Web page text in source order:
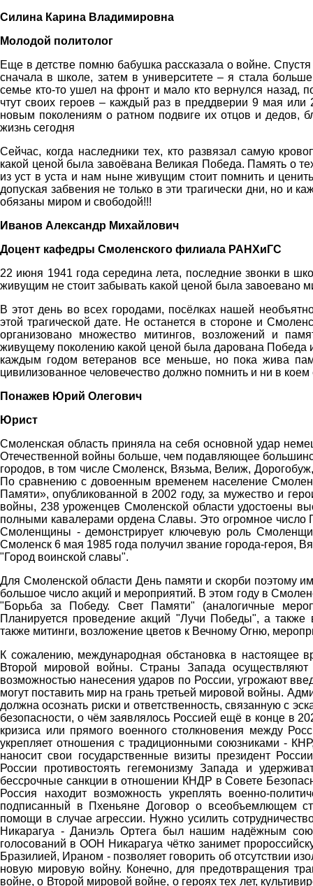
Силина Карина Владимировна
Молодой политолог
Еще в детстве помню бабушка рассказала о войне.
сначала в школе, затем в университете – я стала
семье кто-то ушел на фронт и мало кто вернулся назад,
чтут своих героев – каждый раз в преддверии 9 мая
новым поколениям о ратном подвиге их отцов и дедов,
жизнь сегодня
Сейчас, когда наследники тех, кто развязал самую
какой ценой была завоёвана Великая Победа. Память о
из уст в уста и нам ныне живущим стоит помнить и
допуская забвения не только в эти трагически дни, но и
обязаны миром и свободой!!!
Иванов Александр Михайлович
Доцент кафедры Смоленского филиала РАНХиГС
22 июня 1941 года середина лета, последние звонки в
живущим не стоит забывать какой ценой была завоевано
В этот день во всех городами, посёлках нашей
этой трагической дате. Не останется в стороне и
организовано множество митингов, возложений и
живущему поколению какой ценой была дарована Победа
каждым годом ветеранов все меньше, но пока жива
цивилизованное человечество должно помнить и ни в
Понажев Юрий Олегович
Юрист
Смоленская область приняла на себя основной удар
Отечественной войны больше, чем подавляющее
городов, в том числе Смоленск, Вязьма, Велиж,
По сравнению с довоенным временем население
Памяти», опубликованной в 2002 году, за мужество и
войны, 238 уроженцев Смоленской области удостоены
полными кавалерами ордена Славы. Это огромное число
Смоленщины - демонстрирует ключевую роль
Смоленск 6 мая 1985 года получил звание города-героя,
"Город воинской славы".
Для Смоленской области День памяти и скорби поэтому
большое число акций и мероприятий. В этом году в
"Борьба за Победу. Свет Памяти" (аналогичные
Планируется проведение акций "Лучи Победы", а
также митинги, возложение цветов к Вечному Огню,
К сожалению, международная обстановка в настоящее
Второй мировой войны. Страны Запада
возможностью нанесения ударов по России, угрожают
могут поставить мир на грань третьей мировой войны.
должна осознать риски и ответственность, связанную с
безопасности, о чём заявлялось Россией ещё в конце в
кризиса или прямого военного столкновения между
укрепляет отношения с традиционными союзниками -
наносит свои государственные визиты президент
России противостоять гегемонизму Запада и
бессрочные санкции в отношении КНДР в Совете
Россия находит возможность укреплять военно-
подписанный в Пхеньяне Договор о всеобъемлющем
помощи в случае агрессии. Нужно усилить
Никарагуа - Даниэль Ортега был нашим надёжным
голосований в ООН Никарагуа чётко занимет
Бразилией, Ираном - позволяет говорить об отсутствии
новую мировую войну. Конечно, для предотвращения
войне, о Второй мировой войне, о героях тех лет,